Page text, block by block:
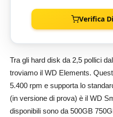
Verifica
Tra gli hard disk da 2,5 pollici
troviamo il WD Elements.
5.400 rpm e supporta lo
(in versione di prova) è il WD
disponibili sono da 500GB